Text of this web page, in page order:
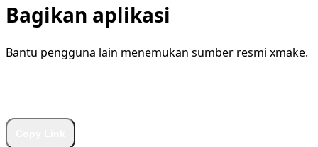
Bagikan aplikasi
Bantu pengguna lain menemukan sumber resmi xmake.